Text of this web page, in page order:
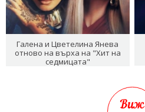
Галена и Цветелина Янева
отново на върха на "Хит на
седмицата"
Виж